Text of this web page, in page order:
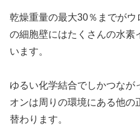
乾燥重量の最大30％までが
の細胞壁にはたくさんの水素
います。
ゆるい化学結合でしかつなが
オンは周りの環境にある他
替わります。